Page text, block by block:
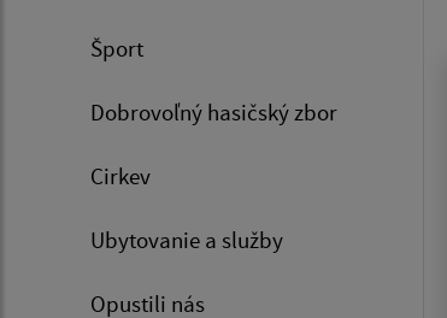
Šport
Dobrovoľný hasičský zbor
Cirkev
Ubytovanie a služby
Opustili nás